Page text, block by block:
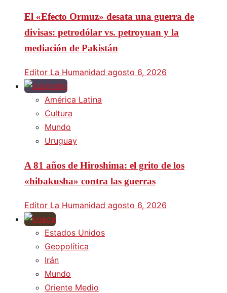
El «Efecto Ormuz» desata una guerra de
divisas: petrodólar vs. petroyuan y la
mediación de Pakistán
Editor La Humanidad agosto 6, 2026
América Latina
Cultura
Mundo
Uruguay
A 81 años de Hiroshima: el grito de los
«hibakusha» contra las guerras
Editor La Humanidad agosto 6, 2026
Estados Unidos
Geopolítica
Irán
Mundo
Oriente Medio